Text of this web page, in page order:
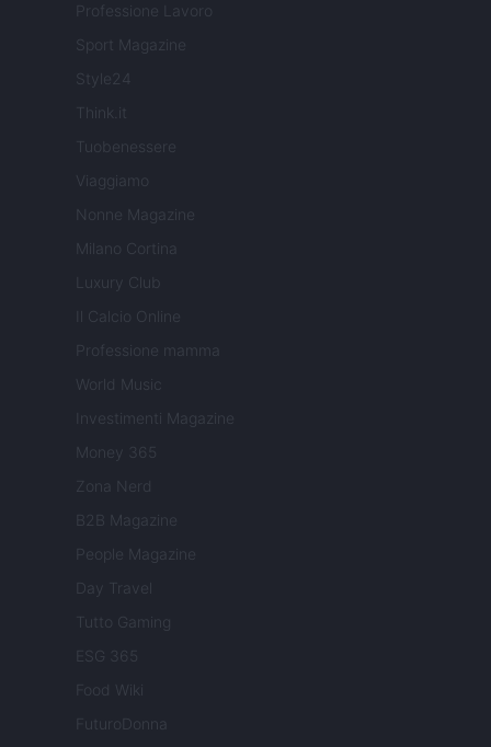
Professione Lavoro
Sport Magazine
Style24
Think.it
Tuobenessere
Viaggiamo
Nonne Magazine
Milano Cortina
Luxury Club
Il Calcio Online
Professione mamma
World Music
Investimenti Magazine
Money 365
Zona Nerd
B2B Magazine
People Magazine
Day Travel
Tutto Gaming
ESG 365
Food Wiki
FuturoDonna